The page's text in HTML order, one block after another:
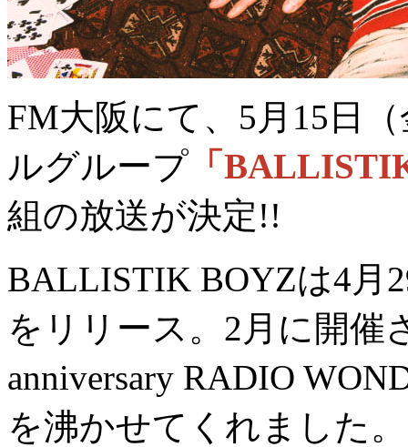
FM大阪にて、5月15日
ルグループ 「
組の放送が決定!!
BALLISTIK BOYZは4月
をリリース。2月に開催
anniversary RADIO
を沸かせてくれました。